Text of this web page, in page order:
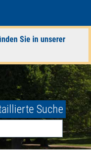
Sie in unserer
Suche